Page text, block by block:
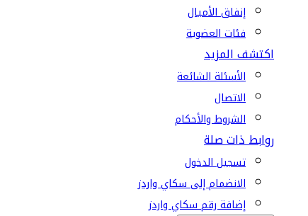
إنفاق الأميال
فئات العضوية
اكتشف المزيد
الأسئلة الشائعة
الاتصال
الشروط والأحكام
روابط ذات صلة
تسجيل الدخول
الانضمام إلى سكاي واردز
إضافة رقم سكاي واردز